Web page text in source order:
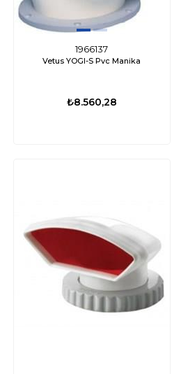
1966137
Vetus YOGI-S Pvc Manika
₺8.560,28